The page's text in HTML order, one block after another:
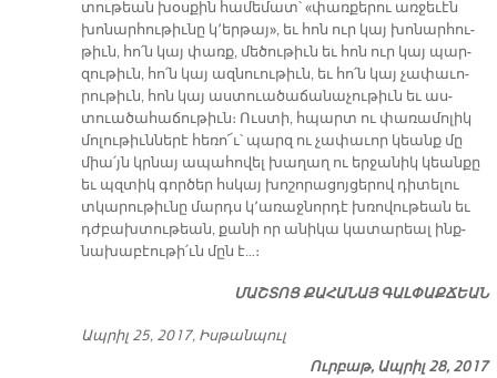
տու­թեան խօս­քին հա­մե­մատ՝ «փառ­քե­րու առ­ջե­ւէն
խո­նար­հու­թիւ­նը կ՚եր­թայ», եւ հոն ուր կայ խո­նար­հու­
թիւն, հո՛ն կայ փառք, մե­ծու­թիւն եւ հոն ուր կայ պար­
զու­թիւն, հո՛ն կայ ազ­նուու­թիւն, եւ հո՛ն կայ չա­փա­ւո­
րու­թիւն, հոն կայ աս­տուա­ծա­ճա­նա­չու­թիւն եւ աս­
տուա­ծա­հա­ճու­թիւն։ Ուս­տի, հպարտ ու փա­ռա­մո­լիկ
մո­լու­թիւն­նե­րէ հե­ռո՜ւ՝ պարզ ու չա­փա­ւոր կեանք մը
միա՛յն կրնայ ա­պա­հո­վել խա­ղաղ ու եր­ջա­նիկ կեան­քը
եւ պզտիկ գոր­ծեր հսկայ խո­շո­րա­ցոյ­ցե­րով դի­տե­լու
տկա­րու­թիւ­նը մարդս կ՚ա­ռաջ­նոր­դէ խռո­վու­թեան եւ
դժբախ­տու­թեան, քա­նի որ ա­նի­կա կա­տա­րեալ ինք­
նա­խա­բէու­թի՛ւն մըն է…։
ՄԱՇ­ՏՈՑ ՔԱ­ՀԱ­ՆԱՅ ԳԱԼ­ՓԱՔ­ՃԵԱՆ
Ապ­րիլ 25, 2017, Իս­թան­պուլ
Ուրբաթ, Ապրիլ 28, 2017